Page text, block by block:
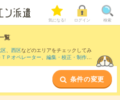
気になる! ログイン 検索
覧
、 西区などのエリアをチェックしてみ
ＴＰオペレーター、 編集・校正・制作・
件で絞り込んでいただけます。職種辞
条件の変更